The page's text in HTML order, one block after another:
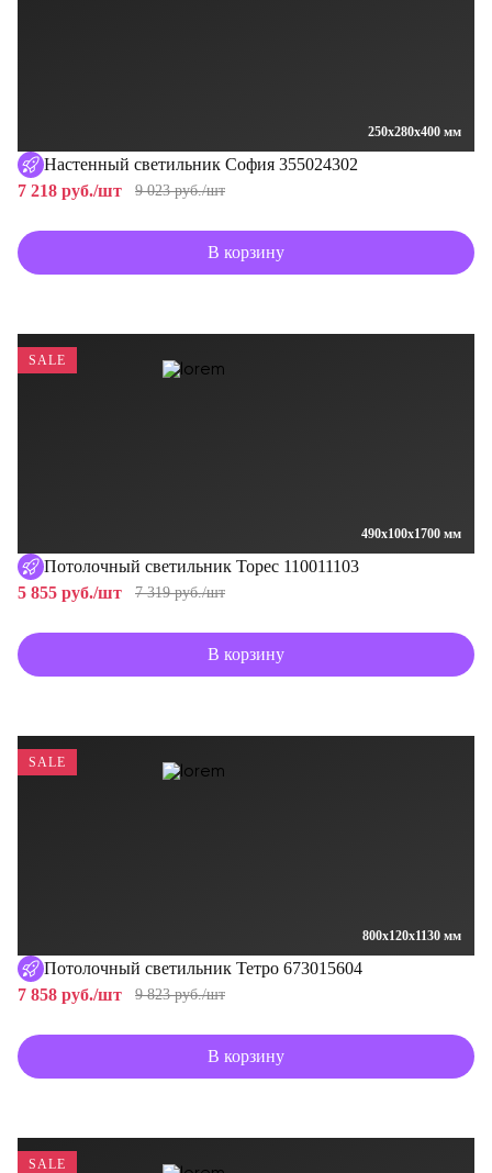
250x280x400 мм
Настенный светильник София 355024302
7 218 руб./шт
9 023 руб./шт
В корзину
490x100x1700 мм
SALE
Потолочный светильник Торес 110011103
5 855 руб./шт
7 319 руб./шт
В корзину
800x120x1130 мм
SALE
Потолочный светильник Тетро 673015604
7 858 руб./шт
9 823 руб./шт
В корзину
SALE